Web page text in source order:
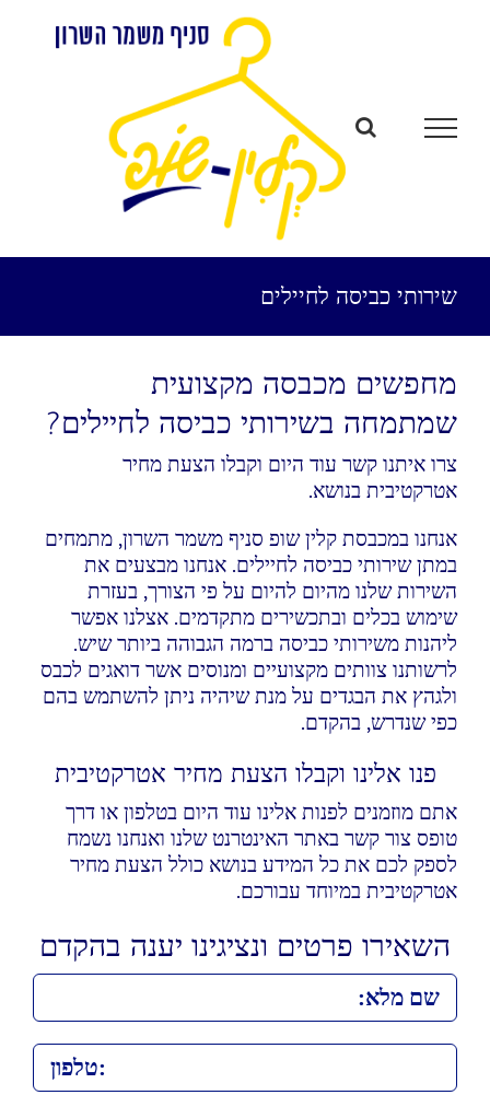
שירותי כביסה לחיילים
מחפשים מכבסה מקצועית
שמתמחה בשירותי כביסה לחיילים?
צרו איתנו קשר עוד היום וקבלו הצעת מחיר
אטרקטיבית בנושא.
אנחנו במכבסת קלין שופ סניף משמר השרון, מתמחים
במתן שירותי כביסה לחיילים. אנחנו מבצעים את
השירות שלנו מהיום להיום על פי הצורך, בעזרת
שימוש בכלים ובתכשירים מתקדמים. אצלנו אפשר
ליהנות משירותי כביסה ברמה הגבוהה ביותר שיש.
לרשותנו צוותים מקצועיים ומנוסים אשר דואגים לכבס
ולגהץ את הבגדים על מנת שיהיה ניתן להשתמש בהם
כפי שנדרש, בהקדם.
פנו אלינו וקבלו הצעת מחיר אטרקטיבית
אתם מוזמנים לפנות אלינו עוד היום בטלפון או דרך
טופס צור קשר באתר האינטרנט שלנו ואנחנו נשמח
לספק לכם את כל המידע בנושא כולל הצעת מחיר
אטרקטיבית במיוחד עבורכם.
השאירו פרטים ונציגינו יענה בהקדם